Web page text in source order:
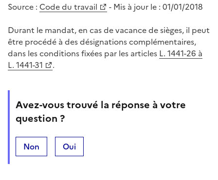
Source : Code du travail - Mis à jour le : 01/01/2018
Durant le mandat, en cas de vacance de sièges, il peut
être procédé à des désignations complémentaires,
dans les conditions fixées par les articles L. 1441-26 à
L. 1441-31
.
Avez-vous trouvé la réponse à votre
question ?
Non Oui